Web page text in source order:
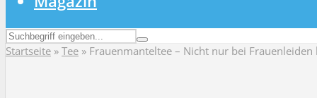
Startseite » Tee » Frauenmanteltee – Nicht nur bei Frauenleiden